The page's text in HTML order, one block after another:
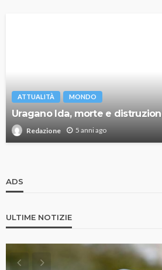
ATTUALITÀ MONDO
Uragano Ida, morte e
Redazione 5 anni ago
ADS
ULTIME NOTIZIE